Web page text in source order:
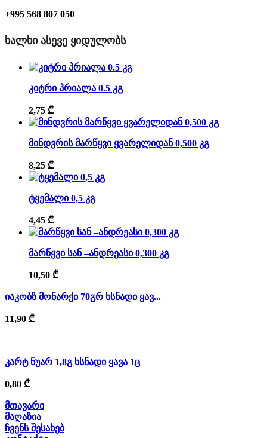
+995 568 807 050
ᲮᲐᲚᲮᲘ ᲐᲡᲔᲕᲔ ᲧᲘᲓᲣᲚᲝᲑᲡ
კიტრი პრიალა 0.5 კგ
2,75 ₾
მინდვრის მარწყვი ყვარელიდან 0,500 კგ
8,25 ₾
ტყემალი 0,5 კგ
4,45 ₾
მარწყვი სან –ანდრეასი 0,300 კგ
10,50 ₾
იაკობზ მონარქი 70გრ ხსნადი ყავ...
11,90 ₾
კარტ ნუარ 1,8გ ხსნადი ყავა 1ც
0,80 ₾
მთავარი
მაღაზია
ჩვენს შესახებ